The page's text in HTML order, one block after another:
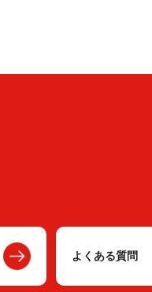
よくある質問